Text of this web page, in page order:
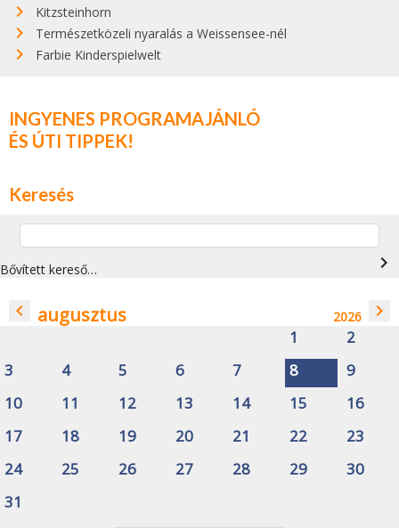
Kitzsteinhorn
Természetközeli nyaralás a Weissensee-nél
Farbie Kinderspielwelt
INGYENES PROGRAMAJÁNLÓ
ÉS ÚTI TIPPEK!
Keresés
Bővített kereső… navigate_next
navigate_before augusztus 2026 navigate_next
1
2
3
4 5 6 7 8
9
10
11 12 13 14 15
16
17
18 19 20 21 22
23
24
25 26 27 28 29
30
31